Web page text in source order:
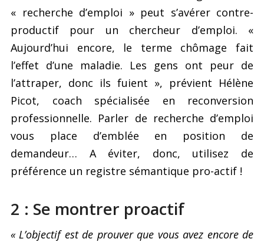
« recherche d’emploi » peut s’avérer contre-
productif pour un chercheur d’emploi. «
Aujourd’hui encore, le terme chômage fait
l’effet d’une maladie. Les gens ont peur de
l’attraper, donc ils fuient », prévient Hélène
Picot, coach spécialisée en reconversion
professionnelle. Parler de recherche d’emploi
vous place d’emblée en position de
demandeur… A éviter, donc, utilisez de
préférence un registre sémantique pro-actif !
2 : Se montrer proactif
« L’objectif est de prouver que vous avez encore de